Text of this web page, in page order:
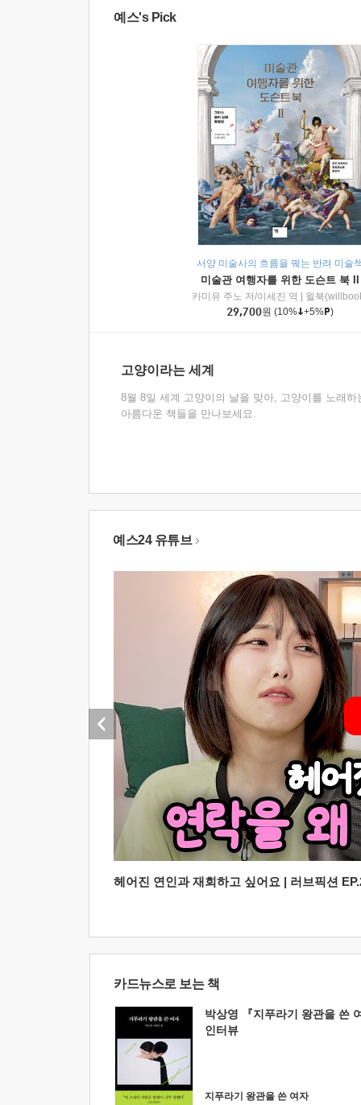
예스's Pick
서양 미술사의 흐름을 꿰는 반려 미술
미술관 여행자를 위한 도슨트 북 II
카미유 주노 저/이세진 역
윌북
29,700원 (10% +5% )
고양이라는 세계
8월 8일 세계 고양이의 날을 맞아, 고양이를 노래하
아름다운 책들을 만나보세요.
예스24 유튜브
헤어진 연인과 재회하고 싶어요 | 러브픽션
카드뉴스로 보는 책
박상영 『지푸라기 왕관을 쓴
인터뷰
지푸라기 왕관을 쓴 여자